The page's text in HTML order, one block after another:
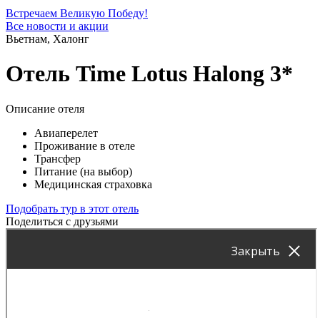
Встречаем Великую Победу!
Все новости и акции
Вьетнам, Халонг
Отель Time Lotus Halong 3*
Описание отеля
Авиаперелет
Проживание в отеле
Трансфер
Питание (на выбор)
Медицинская страховка
Подобрать тур в этот отель
Поделиться с друзьями